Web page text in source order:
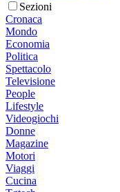
Sezioni
Cronaca
Mondo
Economia
Politica
Spettacolo
Televisione
People
Lifestyle
Videogiochi
Donne
Magazine
Motori
Viaggi
Cucina